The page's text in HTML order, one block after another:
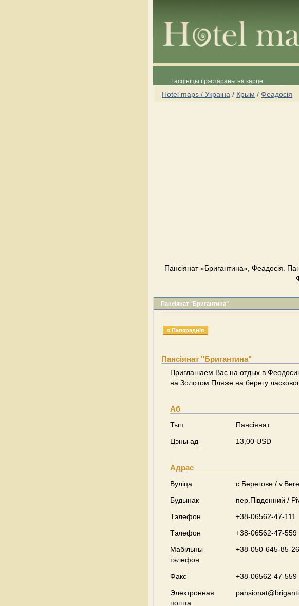
Гасцініцы і рэстараны на карце
Hotel maps / Украіна / Крым / Феадосія
Пансіянат «Бригантина», Феадосія.
Пансіянат "Бригантина"
« Папярэднія
Пансіянат "Бригантина"
Приглашаем Вас на отдых в
на Золотом Пляже на берегу
Аб
Тып
Пансіянат
Цэны ад
13,00 USD
Адрас
Вуліца
с.Берегове /
Будынак
пер.Південний /
Тэлефон
+38-06562-47-111
Тэлефон
+38-06562-47-559
Мабільны
тэлефон
+38-050-645-85-26
Факс
+38-06562-47-559
Электронная
пошта